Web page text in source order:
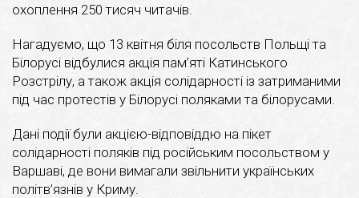
охоплення 250 тисяч читачів.
Нагадуємо, що 13 квітня біля посольств Польщі та
Білорусі відбулися акція пам’яті Катинського
Розстрілу, а також акція солідарності із затриманими
під час протестів у Білорусі поляками та білорусами.
Дані події були акцією-відповіддю на пікет
солідарності поляків під російським посольством у
Варшаві, де вони вимагали звільнити українських
політв’язнів у Криму.